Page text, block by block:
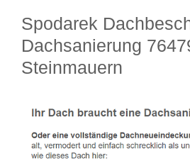
Spodarek
Dachsanierung
Steinmauern